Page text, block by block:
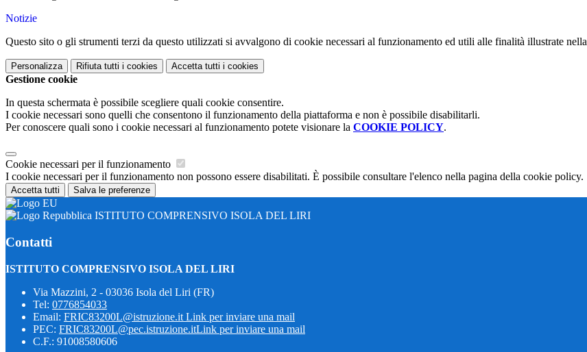
Notizie
Questo sito o gli strumenti terzi da questo utilizzati si avvalgono di cookie necessari al funzionamento ed utili alle finalità illustrate nella
Personalizza Rifiuta tutti i cookies Accetta tutti i cookies
Gestione cookie
In questa schermata è possibile scegliere quali cookie consentire.
I cookie necessari sono quelli che consentono il funzionamento della piattaforma e non è possibile disabilitarli.
Per conoscere quali sono i cookie necessari al funzionamento potete visionare la COOKIE POLICY.
Cookie necessari per il funzionamento
I cookie necessari per il funzionamento non possono essere disabilitati. È possibile consultare l'elenco nella pagina della cookie policy.
Accetta tutti Salva le preferenze
ISTITUTO COMPRENSIVO ISOLA DEL LIRI
Contatti
ISTITUTO COMPRENSIVO ISOLA DEL LIRI
Via Mazzini, 2 - 03036 Isola del Liri (FR)
Tel: 0776854033
Email: FRIC83200L@istruzione.it Link per inviare una mail
PEC: FRIC83200L@pec.istruzione.itLink per inviare una mail
C.F.: 91008580606